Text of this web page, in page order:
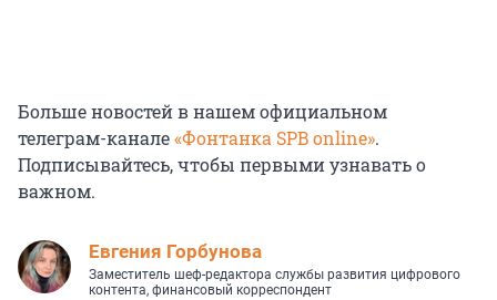
Больше новостей в нашем официальном
телеграм-канале«Фонтанка SPB online».
Подписывайтесь, чтобы первыми узнавать о
важном.
Евгения Горбунова
Заместитель шеф-редактора службы развития цифрового
контента, финансовый корреспондент